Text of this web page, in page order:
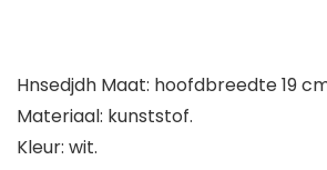
Hnsedjdh Maat: hoofdbreedte 19
Materiaal: kunststof.
Kleur: wit.